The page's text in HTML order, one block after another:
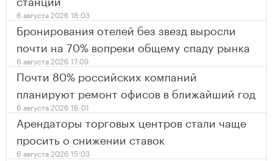
6 августа 2026 18:03
Бронирования отелей без звезд выросли
почти на 70% вопреки общему спаду рынка
6 августа 2026 17:09
Почти 80% российских компаний
планируют ремонт офисов в ближайший год
6 августа 2026 16:01
Арендаторы торговых центров стали чаще
просить о снижении ставок
6 августа 2026 15:03